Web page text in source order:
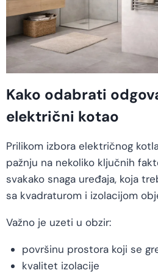
Kako odabrati
električni kotao
Prilikom izbora električnog
pažnju na nekoliko ključnih
svakako snaga uređaja, koja
sa kvadraturom i izolacijom
Važno je uzeti u obzir:
površinu prostora koji se
kvalitet izolacije